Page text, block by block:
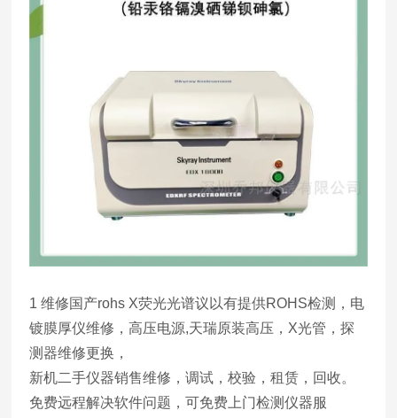
1 维修国产rohs X荧光光谱议以有提供ROHS检测，电
镀膜厚仪维修，高压电源,天瑞原装高压，X光管，探
测器维修更换，
新机二手仪器销售维修，调试，校验，租赁，回收。
免费远程解决软件问题，可免费上门检测仪器服